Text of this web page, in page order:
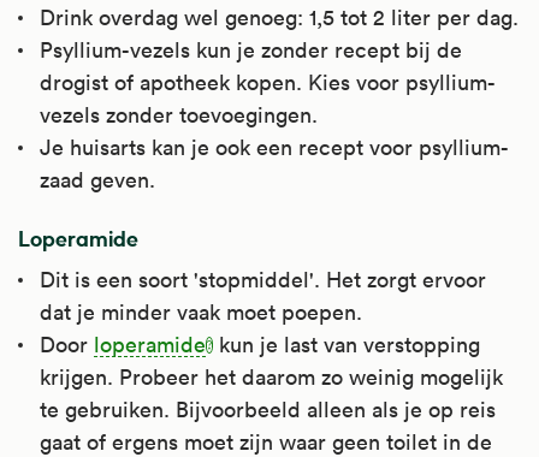
Drink overdag wel genoeg: 1,5 tot 2 liter per dag.
Psyllium-vezels kun je zonder recept bij de
drogist of apotheek kopen. Kies voor psyllium-
vezels zonder toevoegingen.
Je huisarts kan je ook een recept voor psyllium-
zaad geven.
Loperamide
Dit is een soort 'stopmiddel'. Het zorgt ervoor
dat je minder vaak moet poepen.
Door loperamide kun je last van verstopping
krijgen. Probeer het daarom zo weinig mogelijk
te gebruiken. Bijvoorbeeld alleen als je op reis
gaat of ergens moet zijn waar geen toilet in de